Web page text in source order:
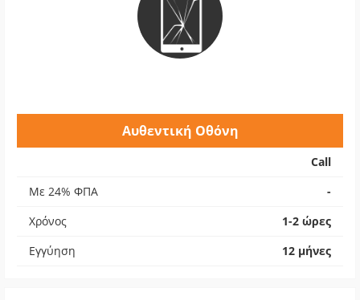
Αυθεντική Οθόνη
Call
Με 24% ΦΠΑ
-
Χρόνος
1-2 ώρες
Εγγύηση
12 μήνες